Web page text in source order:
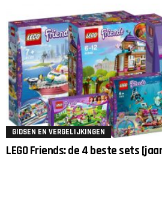
GIDSEN EN VERGELIJKINGEN
LEGO Friends: de 4 beste sets